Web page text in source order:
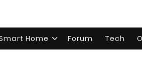
Home Forum Tech